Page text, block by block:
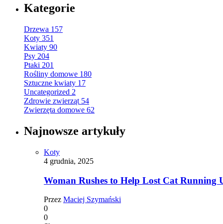
Kategorie
Drzewa 157
Koty 351
Kwiaty 90
Psy 204
Ptaki 201
Rośliny domowe 180
Sztuczne kwiaty 17
Uncategorized 2
Zdrowie zwierząt 54
Zwierzęta domowe 62
Najnowsze artykuły
Koty
4 grudnia, 2025
Woman Rushes to Help Lost Cat Running
Przez Maciej Szymański
0
0